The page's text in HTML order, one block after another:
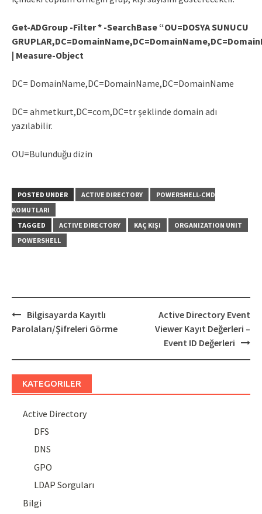
Get-ADGroup -Filter * -SearchBase “OU=DOSYA SUNUCU
| Measure-Object
DC= DomainName,DC=DomainName,DC=DomainName
DC= ahmetkurt,DC=com,DC=tr şeklinde domain adı
yazılabilir.
OU=Bulunduğu dizin
POSTED UNDER ACTIVE DIRECTORY
POWERSHELL-CMD
KOMUTLARI
TAGGED
ACTIVE DIRECTORY KAÇ KIŞI
ORGANIZATION UNIT
POWERSHELL
Post
navigation
Bilgisayarda Kayıtlı
Parolaları/Şifreleri Görme
Active Directory Event
Viewer Kayıt Değerleri –
Event ID Değerleri
KATEGORILER
Active Directory
DFS
DNS
GPO
LDAP Sorguları
Bilgi